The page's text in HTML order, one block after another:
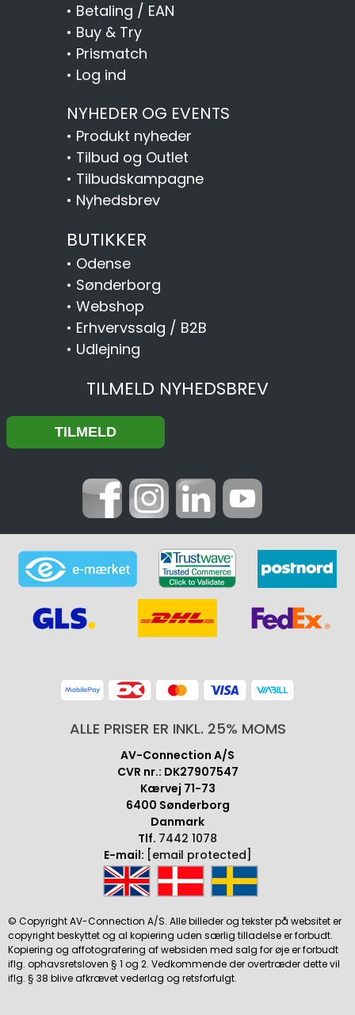
• Betaling / EAN
• Buy & Try
• Prismatch
• Log ind
NYHEDER OG EVENTS
• Produkt nyheder
• Tilbud og Outlet
• Tilbudskampagne
• Nyhedsbrev
BUTIKKER
• Odense
• Sønderborg
• Webshop
• Erhvervssalg / B2B
• Udlejning
TILMELD NYHEDSBREV
ALLE PRISER ER INKL. 25% MOMS
AV-Connection A/S
CVR nr.: DK27907547
Kærvej 71-73
6400 Sønderborg
Danmark
Tlf. 7442 1078
E-mail: [email protected]
© Copyright AV-Connection A/S. Alle billeder og tekster på websitet er
copyright beskyttet og al kopiering uden særlig tilladelse er forbudt.
Kopiering og affotografering af websiden med salg for øje er forbudt
iflg. ophavsretsloven § 1 og 2. Vedkommende der overtræder dette vil
iflg. § 38 blive afkrævet vederlag og retsforfulgt.